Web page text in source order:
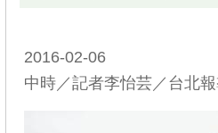
2016-02-06
中時／記者李怡芸／台北